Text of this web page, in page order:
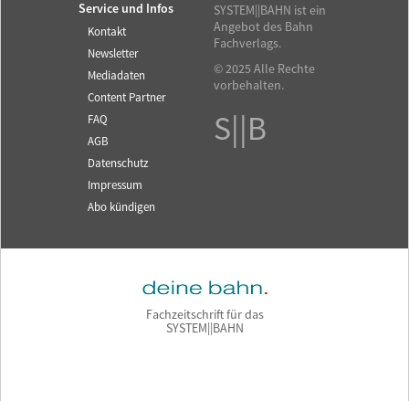
Service und Infos
Kontakt
Newsletter
Mediadaten
Content Partner
FAQ
AGB
Datenschutz
Impressum
Abo kündigen
SYSTEM||BAHN ist ein
Angebot des Bahn
Fachverlags.
© 2025 Alle Rechte
vorbehalten.
S||B
Fachzeitschrift für das
SYSTEM||BAHN